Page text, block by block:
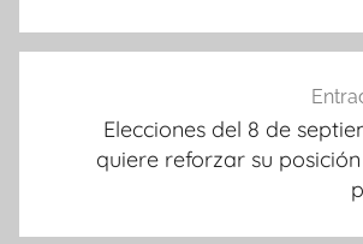
Elecciones del 8 de
quiere reforzar su